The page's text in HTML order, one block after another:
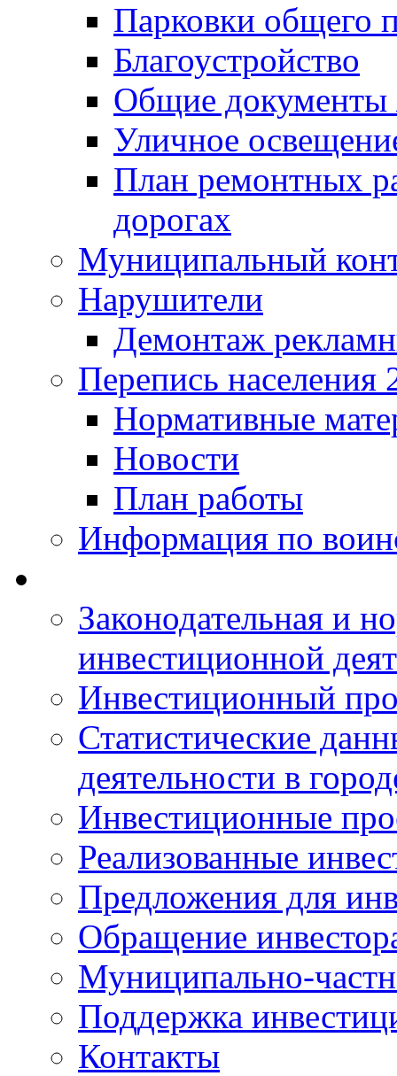
Парковки общего
Благоустройство
Общие
Уличное
План ремонтных
дорогах
Муниципальный
Нарушители
Демонтаж
Перепись населения
Нормативные
Новости
План работы
Информация по
Законодательная и
инвестиционной
Инвестиционный
Статистические
деятельности в
Инвестиционные
Реализованные
Предложения для
Обращение
Муниципально-
Поддержка
Контакты